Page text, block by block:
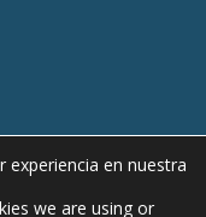
en nuestra
we are using or